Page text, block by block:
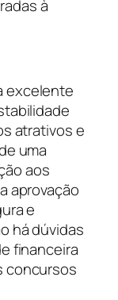
à
excelente
atrativos e
uma
aos
aprovação
e
há dúvidas
financeira
concursos